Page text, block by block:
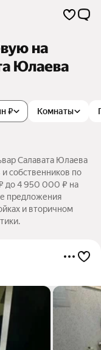
на
Юлаева
Комнаты
₽
Салавата Юлаева
собственников по
до 4 950 000 ₽ на
предложения
и вторичном